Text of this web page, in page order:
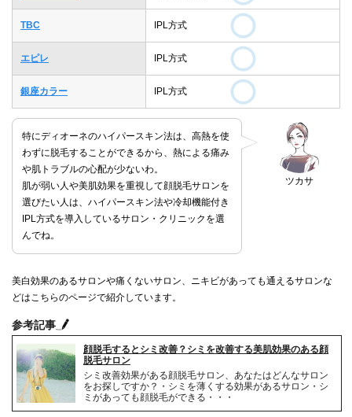
TBC IPL方式
エピレ IPL方式
銀座カラー IPL方式
ツカサ
特にディオーネのハイパースキン法は、高熱を使
わずに脱毛することができるから、熱による痛み
や肌トラブルの心配が少ないわ。
肌が弱い人や美肌効果を重視して顔脱毛サロンを
選びたい人は、ハイパースキン法や冷却機能付き
IPL方式を導入しているサロン・クリニックを選
んでね。
美白効果のあるサロンや痛くないサロン、ニキビがあっても通えるサロンな
どはこちらのページで紹介しています。
参考記事
顔脱毛するとシミ改善？シミを改善する美肌効果のある顔
脱毛サロン
シミ改善効果がある顔脱毛サロン、あなたはどんなサロン
をお探しですか？・シミを薄くする効果があるサロン・シ
ミがあっても顔脱毛ができる・・・